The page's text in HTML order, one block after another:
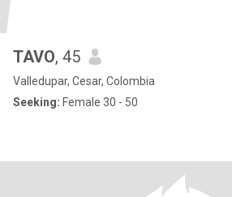
TAVO, 45
Valledupar, Cesar, Colombia
Seeking: Female 30 - 50